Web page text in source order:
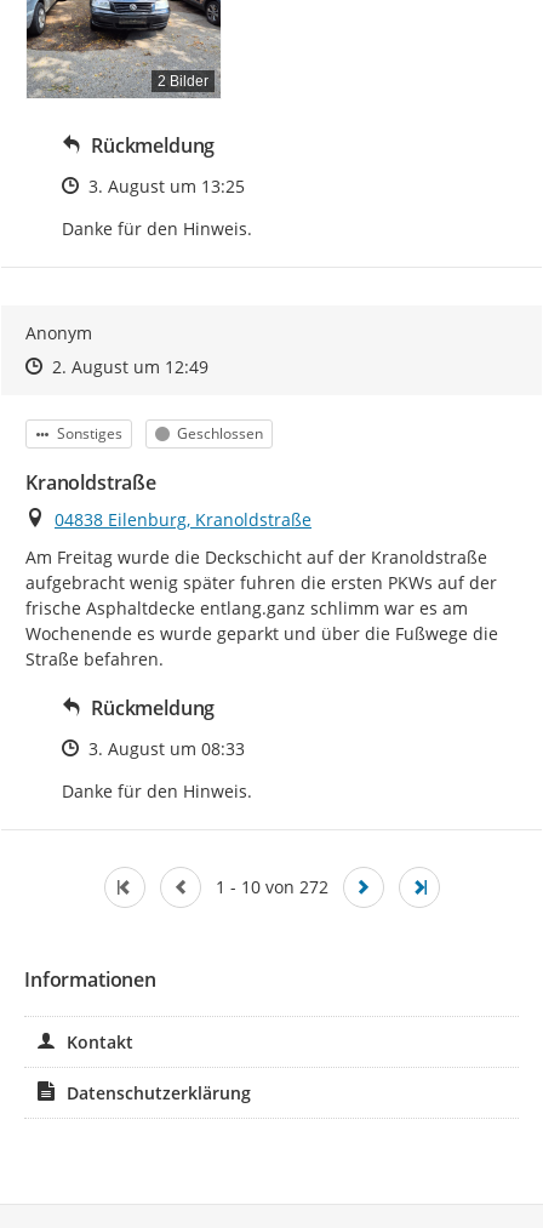
2 Bilder
Rückmeldung
Zeitpunkt des Erstellens
3. August um 13:25
Danke für den Hinweis.
Anonym
Zeitpunkt des Erstellens
Zeitpunkt des Erstellens
2. August um 12:49Zur Äußerung
Kategorie
Sonstiges Status
Geschlossen
Kranoldstraße
Ort
04838 Eilenburg, Kranoldstraße
Am Freitag wurde die Deckschicht auf der Kranoldstraße
aufgebracht wenig später fuhren die ersten PKWs auf der
frische Asphaltdecke entlang.ganz schlimm war es am
Wochenende es wurde geparkt und über die Fußwege die
Straße befahren.
Rückmeldung
Zeitpunkt des Erstellens
3. August um 08:33
Danke für den Hinweis.
1 - 10 von 272
Informationen
Kontakt
Datenschutzerklärung